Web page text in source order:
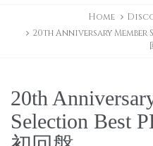
Home
20th Anniversary Member
20th
Selection Best